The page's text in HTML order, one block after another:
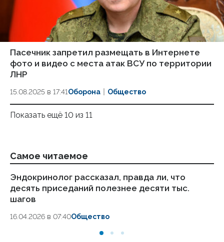
Пасечник запретил размещать в Интернете
фото и видео с места атак ВСУ по территории
ЛНР
15.08.2025 в 17:41Оборона Общество
Показать ещё 10 из 11
Самое читаемое
Эндокринолог рассказал, правда ли, что
десять приседаний полезнее десяти тыс.
шагов
16.04.2026 в 07:40Общество